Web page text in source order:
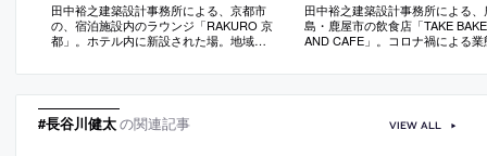
田中裕之建築設計事務所による、京都市
の、宿泊施設内のラウンジ「RAKURO 京
都」。ホテル内に新設された場。地域文
め、既存に“町家の形式”を見出して美意識
場植物を用いて京都を想起させ施設を象
徴する“奥庭”も作る
田中裕之建築設計事務所による、
島・鹿屋市の飲食店「TAKE
AND CAFE」。コロナ禍による業
施主の提案する“食のストーリー”
中心とした設計を行う
#長谷川健太の関連記事 VIEW ALL